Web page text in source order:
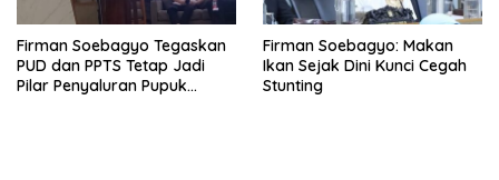
Firman Soebagyo Tegaskan
PUD dan PPTS Tetap Jadi
Pilar Penyaluran Pupuk
Firman Soebagyo: Makan
Ikan Sejak Dini Kunci Cegah
Stunting